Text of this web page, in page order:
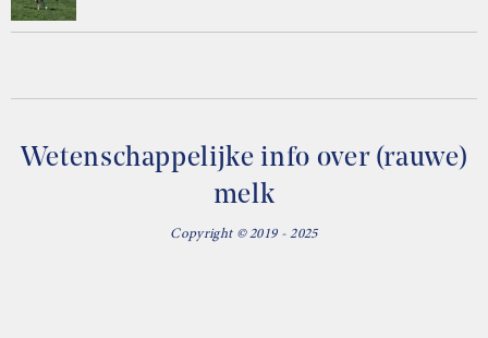
Wetenschappelijke info over (rauwe)
melk
Copyright © 2019 - 2025